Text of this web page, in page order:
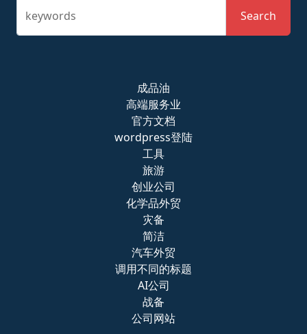
keywords Search
成品油
高端服务业
官方文档
wordpress登陆
工具
旅游
创业公司
化学品外贸
灾备
简洁
汽车外贸
调用不同的标题
AI公司
战备
公司网站